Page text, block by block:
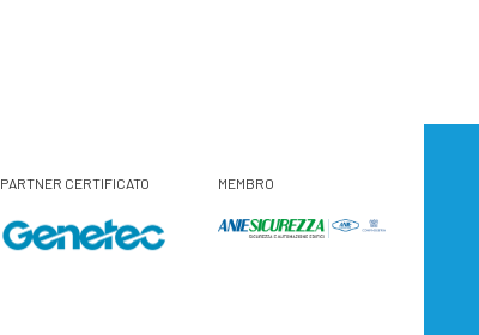
PARTNER CERTIFICATO MEMBRO